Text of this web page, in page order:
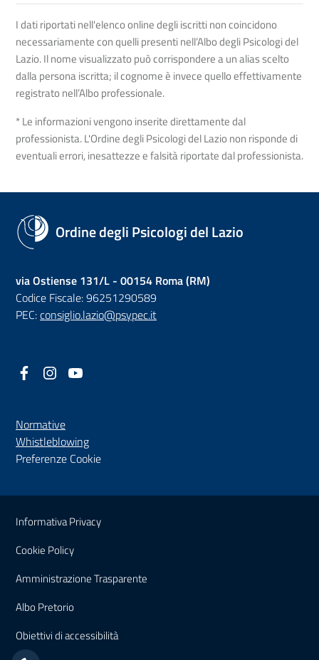
I dati riportati nell'elenco online degli iscritti non coincidono
necessariamente con quelli presenti nell’Albo degli Psicologi del
Lazio. Il nome visualizzato può corrispondere a un alias scelto
dalla persona iscritta; il cognome è invece quello effettivamente
registrato nell’Albo professionale.
* Le informazioni vengono inserite direttamente dal
professionista. L'Ordine degli Psicologi del Lazio non risponde di
eventuali errori, inesattezze e falsità riportate dal professionista.
Ordine degli Psicologi del Lazio
via Ostiense 131/L - 00154 Roma (RM)
Codice Fiscale: 96251290589
PEC:consiglio.lazio@psypec.it
Facebook
(nuova scheda - new tab)
Instagram
(nuova scheda - new tab)
Normative
Whistleblowing(nuova scheda - new tab)
Preferenze Cookie
Sezione Link Utili
Informativa Privacy
Cookie Policy
Amministrazione Trasparente
Albo Pretorio
Obiettivi di accessibilità(nuova scheda - new tab)